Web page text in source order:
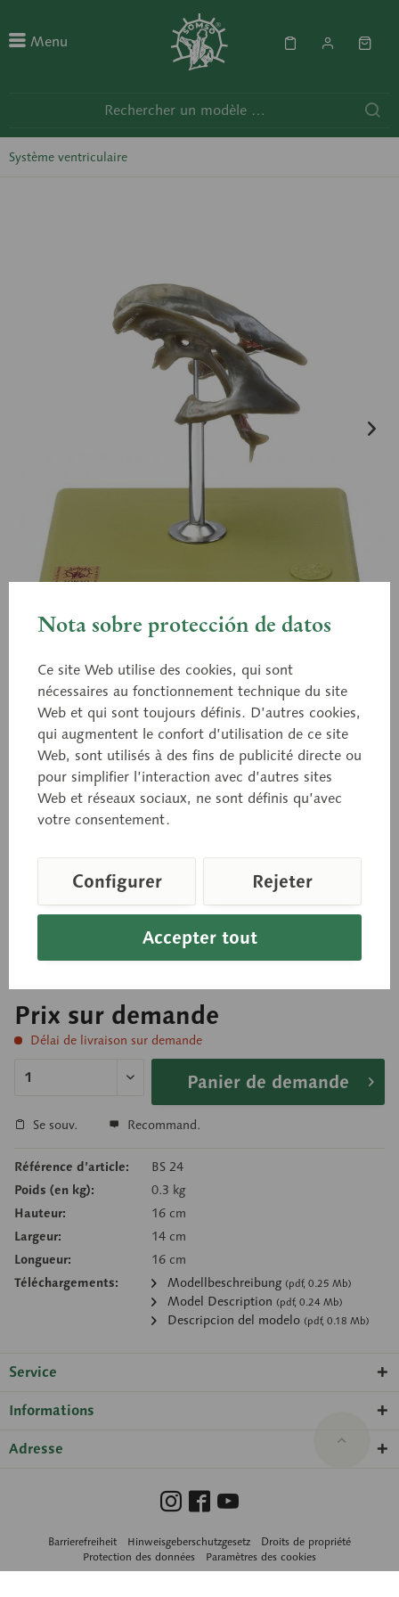
Menu
Système ventriculaire
BS 24
Moule du système
ventriculaire du cerveau
en grandeur nature, en SOMSO-Plast®. D'après une
préparation de l'institut d'anatomie de
Wurtzbourg. Non démontable. Sur pied de support
Prix sur demande
Délai de livraison sur demande
Panier de demande
Se souv. Recommand.
Référence d’article:
BS 24
Poids (en kg):
0.3 kg
Hauteur:
16 cm
Largeur:
14 cm
Longueur:
16 cm
Téléchargements:
Modellbeschreibung (pdf, 0.25 Mb)
Model Description (pdf, 0.24 Mb)
Descripcion del modelo (pdf, 0.18 Mb)
Service
Informations
Adresse
Barrierefreiheit Hinweisgeberschutzgesetz
Droits de propriété
Protection des données
Paramètres des cookies
Nota sobre protección de datos
Ce site Web utilise des cookies, qui sont
nécessaires au fonctionnement technique du site
Web et qui sont toujours définis. D’autres cookies,
qui augmentent le confort d’utilisation de ce site
Web, sont utilisés à des fins de publicité directe ou
pour simplifier l’interaction avec d’autres sites
Web et réseaux sociaux, ne sont définis qu’avec
votre consentement.
Accepter tout
Configurer Rejeter